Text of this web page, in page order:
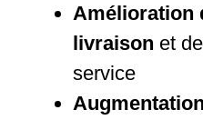
Amélioration
livraison et
service